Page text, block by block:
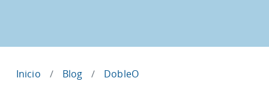
Inicio Blog DobleO